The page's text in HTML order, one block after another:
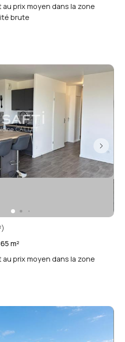
au prix moyen dans la zone
brute
m²
au prix moyen dans la zone